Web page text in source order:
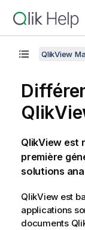
QlikView
QlikView est
première
solutions
QlikView est
applications
documents